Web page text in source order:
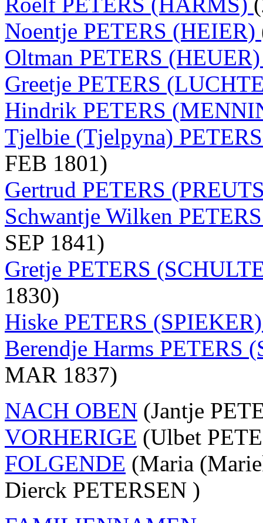
Noentje PETERS (HEIER)
Oltman PETERS
Greetje PETERS
Hindrik PETERS
Tjelbie (Tjelpyna)
FEB 1801)
Gertrud PETERS
Schwantje Wilken
SEP 1841)
Gretje PETERS
1830)
Hiske PETERS
Berendje Harms PETERS
MAR 1837)
NACH OBEN (Jantje
VORHERIGE (Ulbet
FOLGENDE (Maria
Dierck PETERSEN )